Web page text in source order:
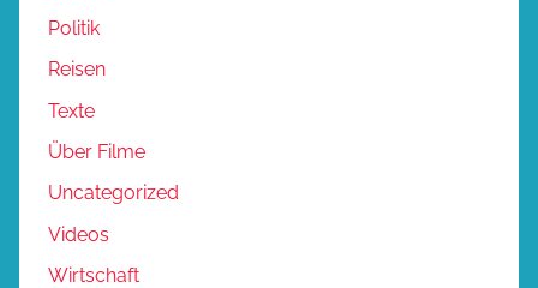
Politik
Reisen
Texte
Über Filme
Uncategorized
Videos
Wirtschaft